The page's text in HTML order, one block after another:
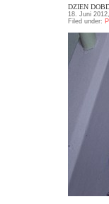
DZIEN
18. Juni
Filed under: